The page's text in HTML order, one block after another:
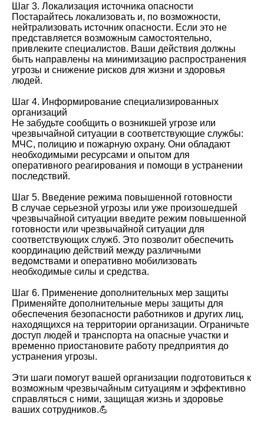
Шаг 3. Локализация источника опасности
Постарайтесь локализовать и, по возможности,
нейтрализовать источник опасности. Если это не
представляется возможным самостоятельно,
привлеките специалистов. Ваши действия должны
быть направлены на минимизацию распространения
угрозы и снижение рисков для жизни и здоровья
людей.
Шаг 4. Информирование специализированных
организаций
Не забудьте сообщить о возникшей угрозе или
чрезвычайной ситуации в соответствующие службы:
МЧС, полицию и пожарную охрану. Они обладают
необходимыми ресурсами и опытом для
оперативного реагирования и помощи в устранении
последствий.
Шаг 5. Введение режима повышенной готовности
В случае серьезной угрозы или уже произошедшей
чрезвычайной ситуации введите режим повышенной
готовности или чрезвычайной ситуации для
соответствующих служб. Это позволит обеспечить
координацию действий между различными
ведомствами и оперативно мобилизовать
необходимые силы и средства.
Шаг 6. Применение дополнительных мер защиты
Применяйте дополнительные меры защиты для
обеспечения безопасности работников и других лиц,
находящихся на территории организации. Ограничьте
доступ людей и транспорта на опасные участки и
временно приостановите работу предприятия до
устранения угрозы.
Эти шаги помогут вашей организации подготовиться к
возможным чрезвычайным ситуациям и эффективно
справляться с ними, защищая жизнь и здоровье
ваших сотрудников.💪